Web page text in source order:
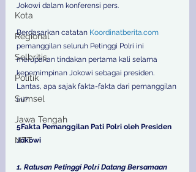
Kota
Regional
Selbritis
Politik
Sumsel
Jawa Tengah
NTT
Jokowi dalam konferensi pers.
Berdasarkan catatan Koordinatberita.com
pemanggilan seluruh Petinggi Polri ini
merupakan tindakan pertama kali selama
kepemimpinan Jokowi sebagai presiden.
Lantas, apa sajak fakta-fakta dari pemanggilan
ini?
5Fakta Pemanggilan Pati Polri oleh Presiden
Jokowi
1. Ratusan Petinggi Polri Datang Bersamaan